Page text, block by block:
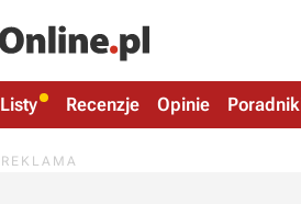
Listy Recenzje Opinie